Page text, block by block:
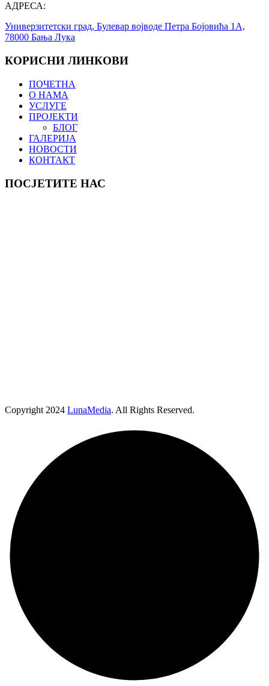
АДРЕСА:
Универзитетски град, Булевар војводе Петра Бојовића 1А,
78000 Бања Лука
КОРИСНИ ЛИНКОВИ
ПОЧЕТНА
О НАМА
УСЛУГЕ
ПРОЈЕКТИ
БЛОГ
ГАЛЕРИЈА
НОВОСТИ
КОНТАКТ
ПОСЈЕТИТЕ НАС
Copyright 2024 LunaMedia. All Rights Reserved.